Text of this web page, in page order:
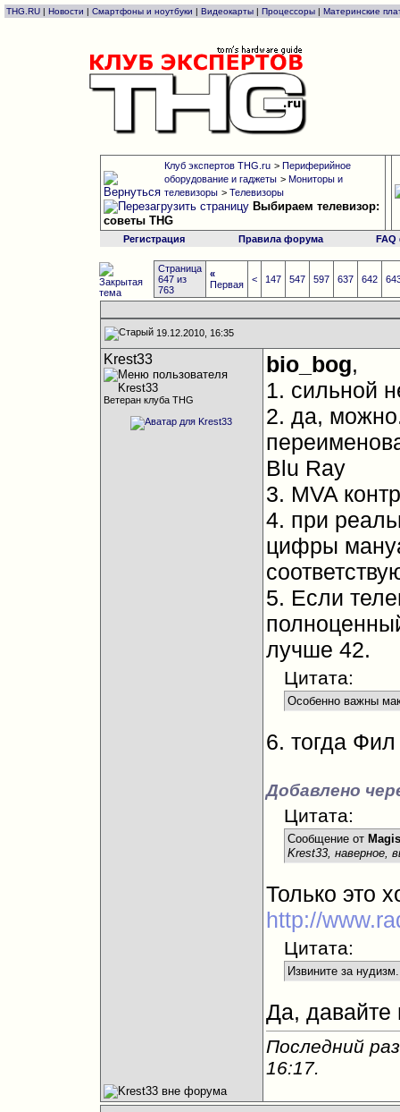
THG.RU | Новости | Смартфоны и ноутбуки | Видеокарты | Процессоры | Материнские
Клуб экспертов THG.ru > Периферийное
оборудование и гаджеты > Мониторы и
телевизоры > Телевизоры
Выбираем телевизор:
советы THG
Регистрация Правила форума
Страница
647 из
763
«
Первая
< 147 547 597 637 642
19.12.2010, 16:35
Krest33
Ветеран клуба THG
bio_bog,
1. сильной
2. да,
Blu Ray
3. MVA
4. при
цифры
5. Если
лучше 42.
Цитата:
Особенно важны
6. тогда
Добавлено
Цитата:
Сообщение от
Krest33, наверное,
Только это
http://
Цитата:
Извините за
Да, давайте
Последний
16:17.